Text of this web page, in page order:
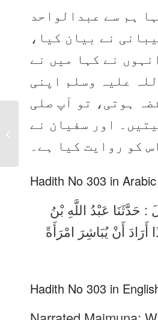
ہم سے عبدالواحد
نے بیان کیا،
نے کہا میں نے
علیہ وسلم اپنی
ہوتی، تو آپ صلی
اور سفیان نے
کو روایت کیا ہے۔
Hadith No 303 in Arabic
: حَدَّثَنَا عَبْدُ اللَّهِ بْنُ
أَنْ يُبَاشِرَ امْرَأَةً
Hadith No 303 in
Sahih Bukhari Hadith
No 302 in Urdu, Arabic
and English